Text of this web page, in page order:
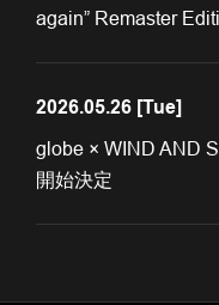
again” Remaster
2026.05.26 [Tue]
globe × WIND AND
開始決定